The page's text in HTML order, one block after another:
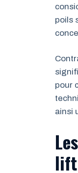
poils
pour
ainsi
lift